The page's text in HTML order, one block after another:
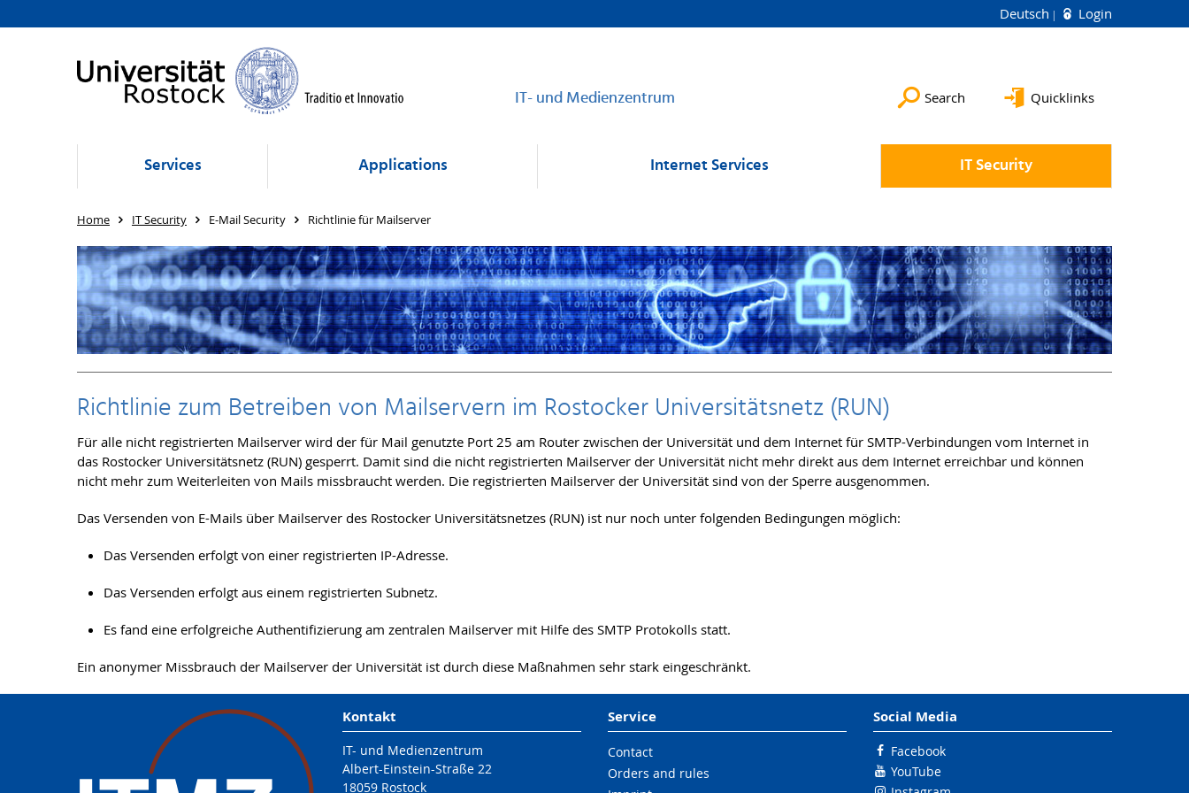
Deutsch Login
IT- und Medienzentrum Search Quicklinks
Services Applications Internet Services IT Security
Home IT Security E-Mail Security Richtlinie für Mailserver
Richtlinie zum Betreiben von Mailservern im Rostocker Universitätsnetz (RUN)
Für alle nicht registrierten Mailserver wird der für Mail genutzte Port 25 am Router zwischen der Universität und dem Internet für SMTP-Verbindungen vom Internet in
das Rostocker Universitätsnetz (RUN) gesperrt. Damit sind die nicht registrierten Mailserver der Universität nicht mehr direkt aus dem Internet erreichbar und können
nicht mehr zum Weiterleiten von Mails missbraucht werden. Die registrierten Mailserver der Universität sind von der Sperre ausgenommen.
Das Versenden von E-Mails über Mailserver des Rostocker Universitätsnetzes (RUN) ist nur noch unter folgenden Bedingungen möglich:
Das Versenden erfolgt von einer registrierten IP-Adresse.
Das Versenden erfolgt aus einem registrierten Subnetz.
Es fand eine erfolgreiche Authentifizierung am zentralen Mailserver mit Hilfe des SMTP Protokolls statt.
Ein anonymer Missbrauch der Mailserver der Universität ist durch diese Maßnahmen sehr stark eingeschränkt.
Kontakt
IT- und Medienzentrum
Albert-Einstein-Straße 22
18059 Rostock
Service
Contact
Orders and rules
Social Media
Facebook
YouTube